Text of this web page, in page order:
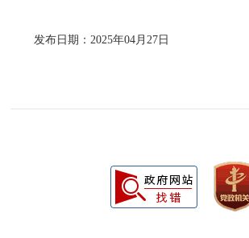
发布日期：2025年04月27日